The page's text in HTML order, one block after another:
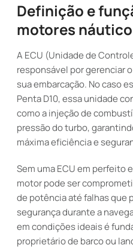
Definição e
motores
A ECU (Unidade de
responsável por gerenciar
sua embarcação. No caso
Penta D10, essa unidade
como a injeção de
pressão do turbo,
máxima eficiência e
Sem uma ECU em perfeito
motor pode ser
de potência até falhas que
segurança durante a
em condições ideais é
proprietário de barco ou